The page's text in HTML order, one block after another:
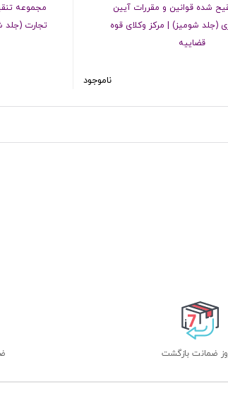
شده قوانین و مقررات آیین
(جلد شومیز) | مرکز وکلای قوه
قضاییه
ناموجود
مجموعه
تجارت (جلد